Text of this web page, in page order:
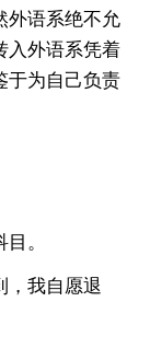
外语系绝不允
入外语系凭着
于为自己负责
。
我自愿退